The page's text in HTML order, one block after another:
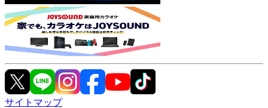
サイトマップ